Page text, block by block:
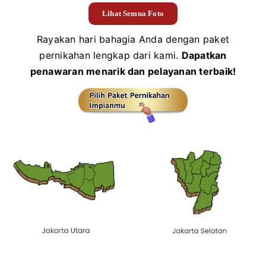
Lihat Semua Foto
Rayakan hari bahagia Anda dengan paket
pernikahan lengkap dari kami. Dapatkan
penawaran menarik dan pelayanan terbaik!